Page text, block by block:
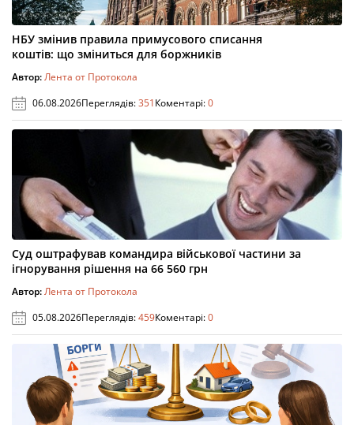
НБУ змінив правила примусового списання
коштів: що зміниться для боржників
Автор:Лента от Протокола
06.08.2026Переглядів:351Коментарі:0
Суд оштрафував командира військової частини за
ігнорування рішення на 66 560 грн
Автор:Лента от Протокола
05.08.2026Переглядів:459Коментарі:0